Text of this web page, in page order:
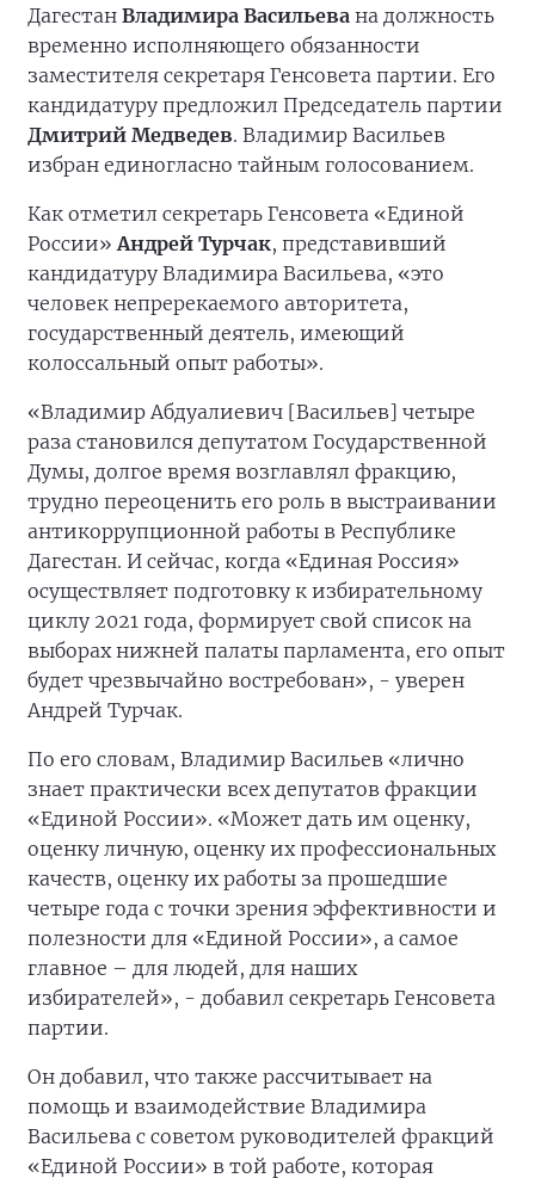
Дагестан Владимира Васильева на должность
временно исполняющего обязанности
заместителя секретаря Генсовета партии. Его
кандидатуру предложил Председатель партии
Дмитрий Медведев. Владимир Васильев
избран единогласно тайным голосованием.
Как отметил секретарь Генсовета «Единой
России» Андрей Турчак, представивший
кандидатуру Владимира Васильева, «это
человек непререкаемого авторитета,
государственный деятель, имеющий
колоссальный опыт работы».
«Владимир Абдуалиевич [Васильев] четыре
раза становился депутатом Государственной
Думы, долгое время возглавлял фракцию,
трудно переоценить его роль в выстраивании
антикоррупционной работы в Республике
Дагестан. И сейчас, когда «Единая Россия»
осуществляет подготовку к избирательному
циклу 2021 года, формирует свой список на
выборах нижней палаты парламента, его опыт
будет чрезвычайно востребован», - уверен
Андрей Турчак.
По его словам, Владимир Васильев «лично
знает практически всех депутатов фракции
«Единой России». «Может дать им оценку,
оценку личную, оценку их профессиональных
качеств, оценку их работы за прошедшие
четыре года с точки зрения эффективности и
полезности для «Единой России», а самое
главное – для людей, для наших
избирателей», - добавил секретарь Генсовета
партии.
Он добавил, что также рассчитывает на
помощь и взаимодействие Владимира
Васильева с советом руководителей фракций
«Единой России» в той работе, которая